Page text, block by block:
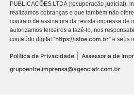
PUBLICACÕES LTDA (recuperação judicial).
realizamos cobranças e que também não
contrato de assinatura da revista impressa de
autorizamos terceiros a fazê-lo, nos
conteúdo digital “https://istoe.com.br” e seus
Política de Privacidade
Assessoria de
grupoentre.imprensa@agenciafr.com.br